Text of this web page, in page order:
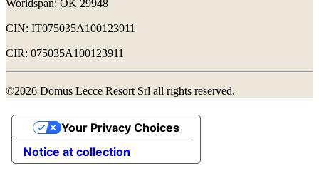
Worldspan: OK 29948
CIN: IT075035A100123911
CIR: 075035A100123911
©2026 Domus Lecce Resort Srl all rights reserved.
Notice at collection
Your Privacy Choices